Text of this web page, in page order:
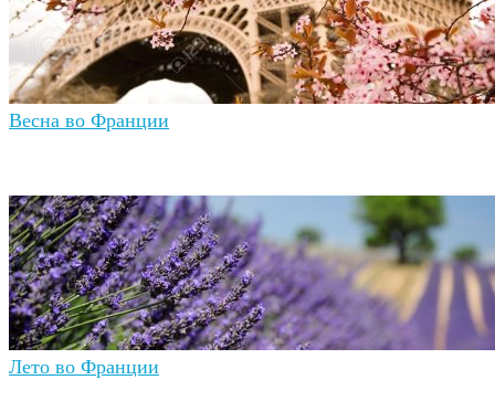
Весна во Франции
Лето во Франции